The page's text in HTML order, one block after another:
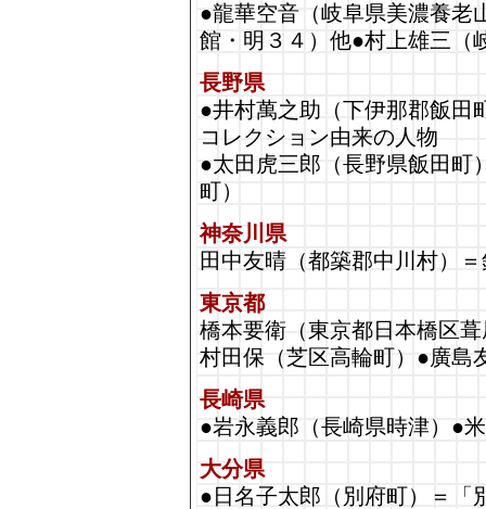
●龍華空音（岐阜県美濃養老
館・明３４）他●村上雄三（
長野県
●井村萬之助（下伊那郡飯田
コレクション由来の人物
●太田虎三郎（長野県飯田町
町）
神奈川県
田中友晴（都築郡中川村）
東京都
橋本要衛（東京都日本橋区
村田保（芝区高輪町）●廣島
長崎県
●岩永義郎（長崎県時津）●
大分県
●日名子太郎（別府町）＝